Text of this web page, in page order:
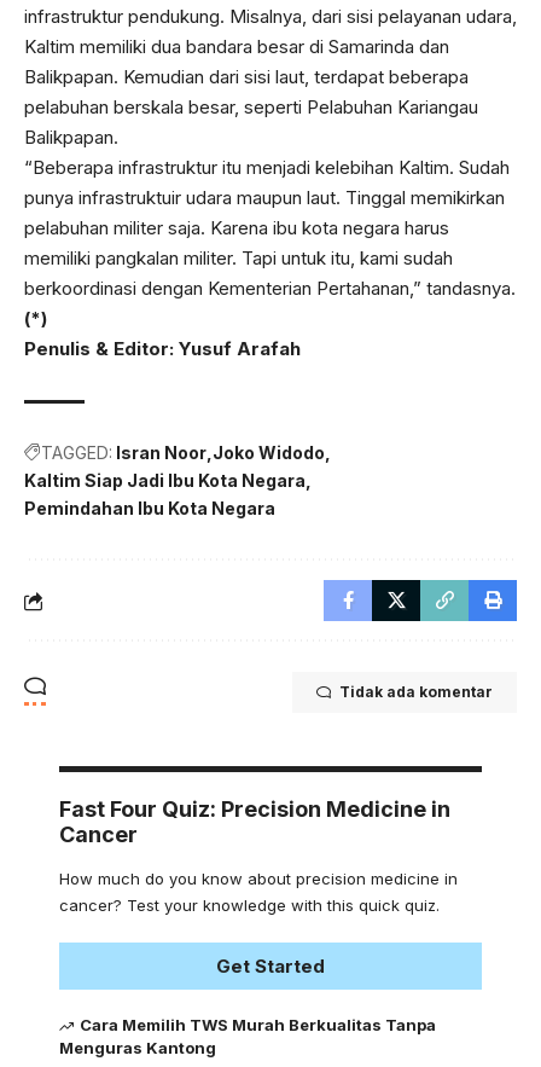
infrastruktur pendukung. Misalnya, dari sisi pelayanan udara,
Kaltim memiliki dua bandara besar di Samarinda dan
Balikpapan. Kemudian dari sisi laut, terdapat beberapa
pelabuhan berskala besar, seperti Pelabuhan Kariangau
Balikpapan.
“Beberapa infrastruktur itu menjadi kelebihan Kaltim. Sudah
punya infrastruktuir udara maupun laut. Tinggal memikirkan
pelabuhan militer saja. Karena ibu kota negara harus
memiliki pangkalan militer. Tapi untuk itu, kami sudah
berkoordinasi dengan Kementerian Pertahanan,” tandasnya.
(*)
Penulis & Editor: Yusuf Arafah
TAGGED: Isran Noor Joko Widodo
Kaltim Siap Jadi Ibu Kota Negara
Pemindahan Ibu Kota Negara
Tidak ada komentar
Fast Four Quiz: Precision Medicine in
Cancer
How much do you know about precision medicine in
cancer? Test your knowledge with this quick quiz.
Get Started
Cara Memilih TWS Murah Berkualitas Tanpa
Menguras Kantong